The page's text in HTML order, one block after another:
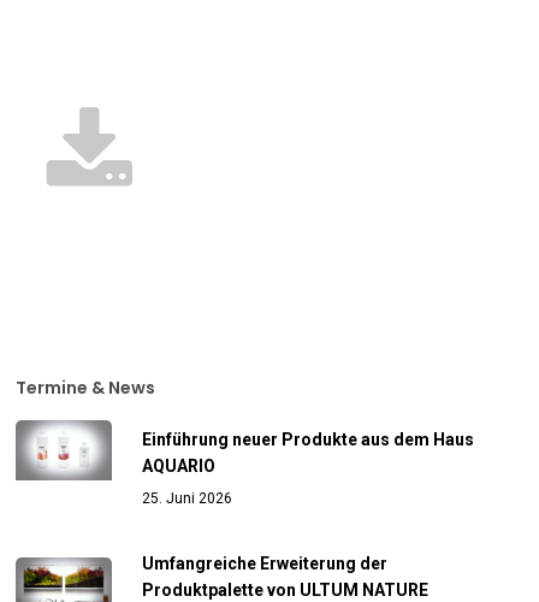
Termine & News
Einführung neuer Produkte aus dem Haus
AQUARIO
25. Juni 2026
Umfangreiche Erweiterung der
Produktpalette von ULTUM NATURE